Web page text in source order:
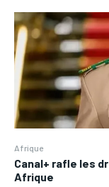
Afrique
Canal+ rafle les
Afrique